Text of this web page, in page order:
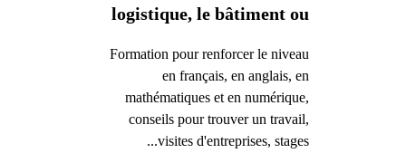
logistique, le bâtiment ou
Formation pour renforcer le niveau
en français, en anglais, en
mathématiques et en numérique,
conseils pour trouver un travail,
visites d'entreprises, stages...